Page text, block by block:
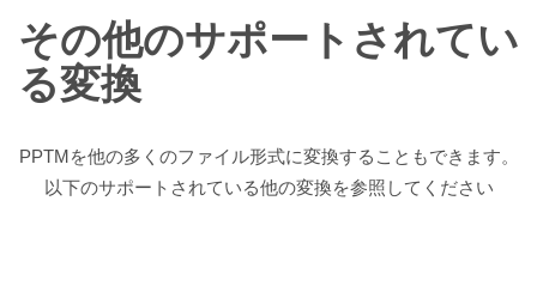
その他のサポートされてい
る変換
PPTMを他の多くのファイル形式に変換することもできます。
以下のサポートされている他の変換を参照してください